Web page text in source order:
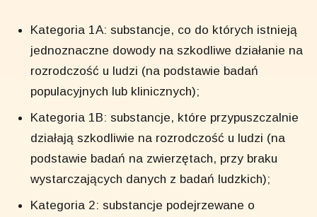
Kategoria 1A: substancje, co do których istnieją
jednoznaczne dowody na szkodliwe działanie na
rozrodczość u ludzi (na podstawie badań
populacyjnych lub klinicznych);
Kategoria 1B: substancje, które przypuszczalnie
działają szkodliwie na rozrodczość u ludzi (na
podstawie badań na zwierzętach, przy braku
wystarczających danych z badań ludzkich);
Kategoria 2: substancje podejrzewane o